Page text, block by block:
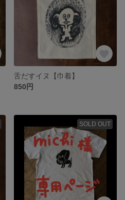
舌だすイヌ【巾着】
850円
SOLD OUT